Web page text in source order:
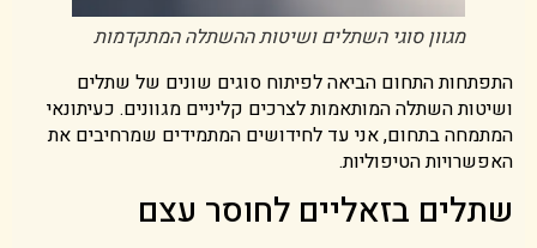
מגוון סוגי השתלים ושיטות ההשתלה המתקדמות
התפתחות התחום הביאה לפיתוח סוגים שונים של שתלים
ושיטות השתלה המותאמות לצרכים קליניים מגוונים. כעיתונאי
המתמחה בתחום, אני עד לחידושים המתמידים שמרחיבים את
האפשרויות הטיפוליות.
שתלים בזאליים לחוסר עצם